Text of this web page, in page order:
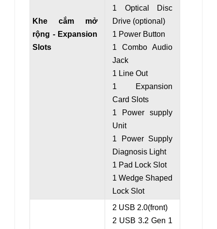
Khe cắm mở
rộng - Expansion
Slots
1 Optical Disc
Drive (optional)
1 Power Button
1 Combo Audio
Jack
1 Line Out
1 Expansion
Card Slots
1 Power supply
Unit
1 Power Supply
Diagnosis Light
1 Pad Lock Slot
1 Wedge Shaped
Lock Slot
2 USB 2.0(front)
2 USB 3.2 Gen 1